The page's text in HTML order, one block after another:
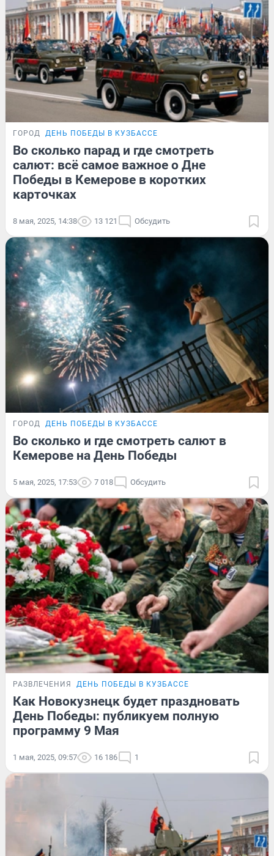
ГОРОД ДЕНЬ ПОБЕДЫ В КУЗБАССЕ
Во сколько парад и где смотреть
салют: всё самое важное о Дне
Победы в Кемерове в коротких
карточках
8 мая, 2025, 14:38 13 121 Обсудить
ГОРОД ДЕНЬ ПОБЕДЫ В КУЗБАССЕ
Во сколько и где смотреть салют в
Кемерове на День Победы
5 мая, 2025, 17:53 7 018 Обсудить
РАЗВЛЕЧЕНИЯ ДЕНЬ ПОБЕДЫ В КУЗБАССЕ
Как Новокузнецк будет праздновать
День Победы: публикуем полную
программу 9 Мая
1 мая, 2025, 09:57 16 186 1